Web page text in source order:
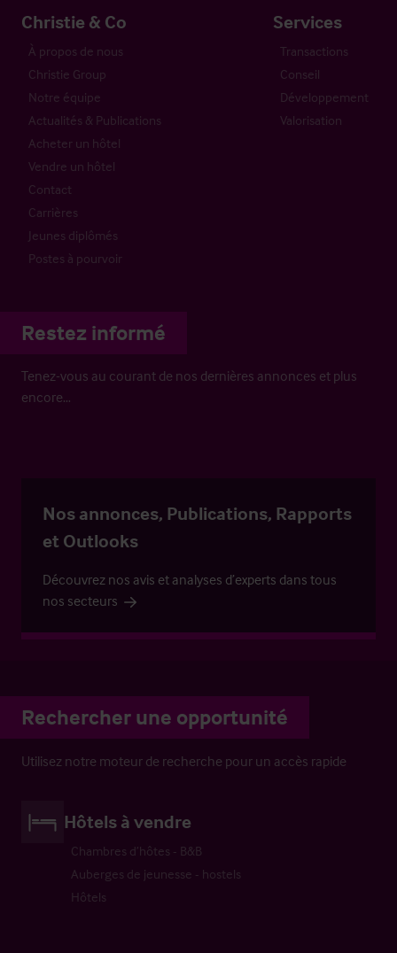
Christie & Co
À propos de nous
Christie Group
Notre équipe
Actualités & Publications
Acheter un hôtel
Vendre un hôtel
Contact
Carrières
Jeunes diplômés
Postes à pourvoir
Services
Transactions
Conseil
Développement
Valorisation
Restez informé
Tenez-vous au courant de nos dernières annonces et plus
encore…
Nos annonces, Publications, Rapports
et Outlooks
Découvrez nos avis et analyses d’experts dans tous
nos secteurs
Rechercher une opportunité
Utilisez notre moteur de recherche pour un accès rapide
Hôtels à vendre
Chambres d’hôtes - B&B
Auberges de jeunesse - hostels
Hôtels